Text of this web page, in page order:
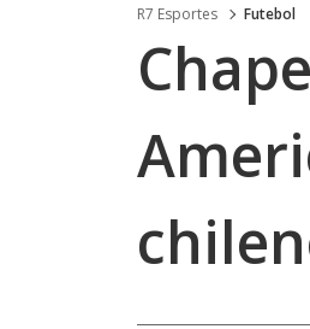
R7 Esportes Futebol